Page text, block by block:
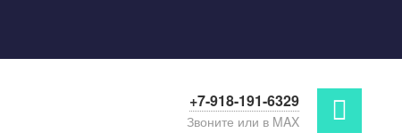
+7-918-191-6329
Звоните или в MAX